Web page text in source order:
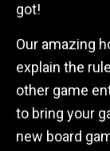
got!
Our amazing
explain the
other game
to bring your
new board